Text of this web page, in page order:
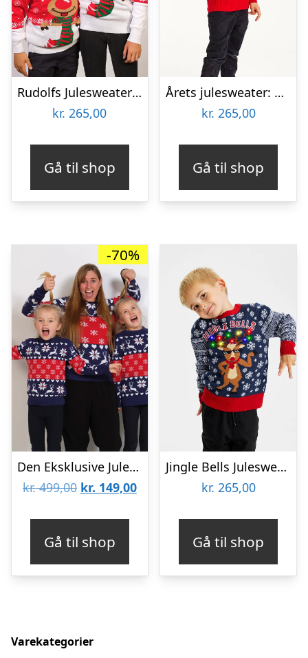
Rudolfs Julesweater Rød – Børn.
kr. 265,00
Gå til shop
Årets julesweater: Cute Cookie Man – Børn. Ugly Christmas Sweater lavet i Danmark
kr. 265,00
Gå til shop
-70%
Den Eksklusive Julesweater – Børn
kr.499,00 Den
var:
kr. 499,00.
kr. 149,00Den
kr. 149,00.
Gå til shop
Jingle Bells Julesweateren – Børn
kr. 265,00
Gå til shop
Varekategorier